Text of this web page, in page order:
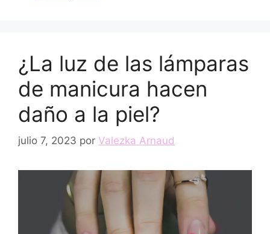
¿La luz de las lámparas
de manicura hacen
daño a la piel?
julio 7, 2023 por Valezka Arnaud